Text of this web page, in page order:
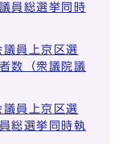
員総選挙同時
員上京区選
数（衆議院議
員上京区選
総選挙同時執